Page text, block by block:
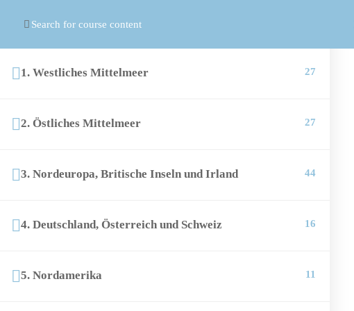
1. Westliches Mittelmeer 27
2. Östliches Mittelmeer 27
3. Nordeuropa, Britische Inseln und Irland 44
4. Deutschland, Österreich und Schweiz 16
5. Nordamerika 11
© CopyrightASR Berlin Reiseverband